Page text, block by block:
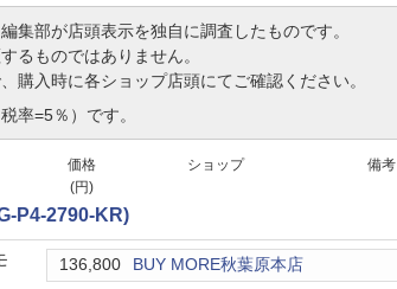
集部が店頭表示を独自に調査したものです。
るものではありません。
購入時に各ショップ店頭にてご確認ください。
率=5％）です。
価格
(円)
ショップ 備考
P4-2790-KR)
136,800 BUY MORE秋葉原本店